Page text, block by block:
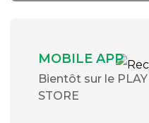
MOBILE APP
Bientôt sur le
STORE